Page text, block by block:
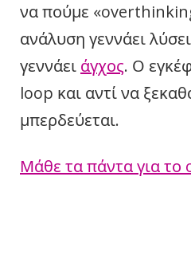
να πούμε
ανάλυση γεννάει
γεννάει άγχος. Ο
loop και αντί να
μπερδεύεται.
Μάθε τα πάντα για